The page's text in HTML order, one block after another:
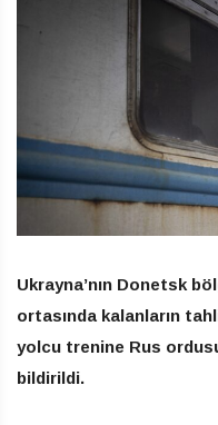
Ukrayna’nın Donetsk
ortasında kalanların
yolcu trenine Rus
bildirildi.